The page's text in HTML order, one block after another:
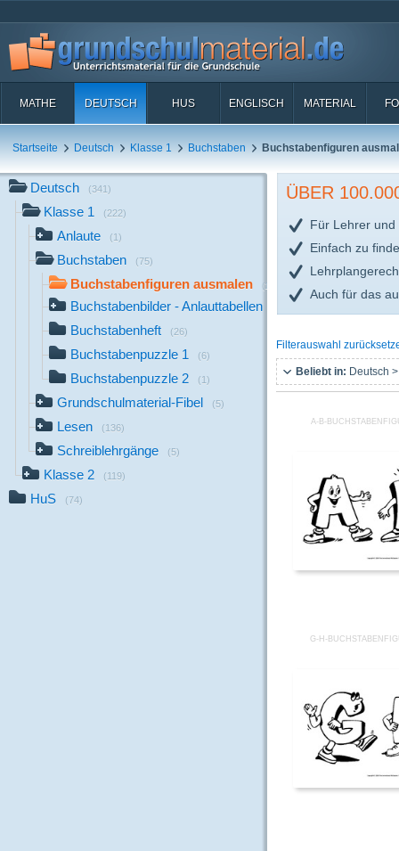
MATHE DEUTSCH HUS ENGLISCH MATERIAL
Startseite Deutsch Klasse 1 Buchstaben Buchstabenfiguren
Deutsch (341)
Klasse 1 (222)
Anlaute (1)
Buchstaben (75)
Buchstabenfiguren ausmalen (13)
Buchstabenbilder - Anlauttabellen
Buchstabenheft (26)
Buchstabenpuzzle 1 (6)
Buchstabenpuzzle 2 (1)
Grundschulmaterial-Fibel (5)
Lesen (136)
Schreiblehrgänge (5)
Klasse 2 (119)
HuS (74)
ÜBER
Für Lehrer und
Einfach zu
Auch für das
Filterauswahl
Beliebt in: Deutsch
A-B-
G-H-